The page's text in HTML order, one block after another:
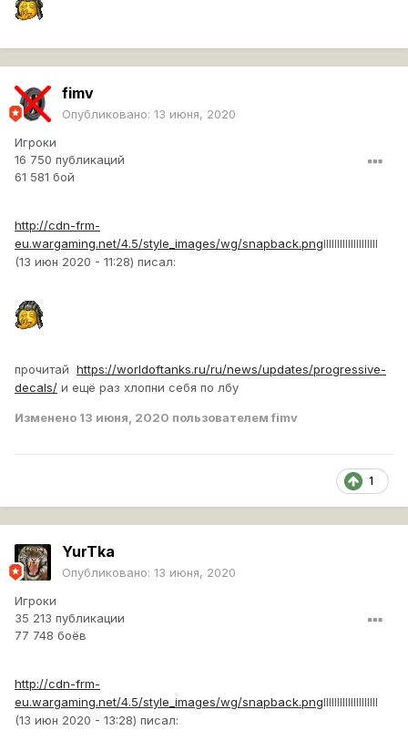
fimv
Опубликовано: 13 июня, 2020
Игроки
16 750 публикаций
61 581 бой
http://cdn-frm-
eu.wargaming.net/4.5/style_images/wg/snapback.pnglIIIIIIIIIIIIIIIIIII
(13 июн 2020 - 11:28) писал:
прочитай https://worldoftanks.ru/ru/news/updates/progressive-
decals/ и ещё раз хлопни себя по лбу
Изменено 13 июня, 2020 пользователем fimv
1
YurTka
Опубликовано: 13 июня, 2020
Игроки
35 213 публикации
77 748 боёв
http://cdn-frm-
eu.wargaming.net/4.5/style_images/wg/snapback.pnglIIIIIIIIIIIIIIIIIII
(13 июн 2020 - 13:28) писал: